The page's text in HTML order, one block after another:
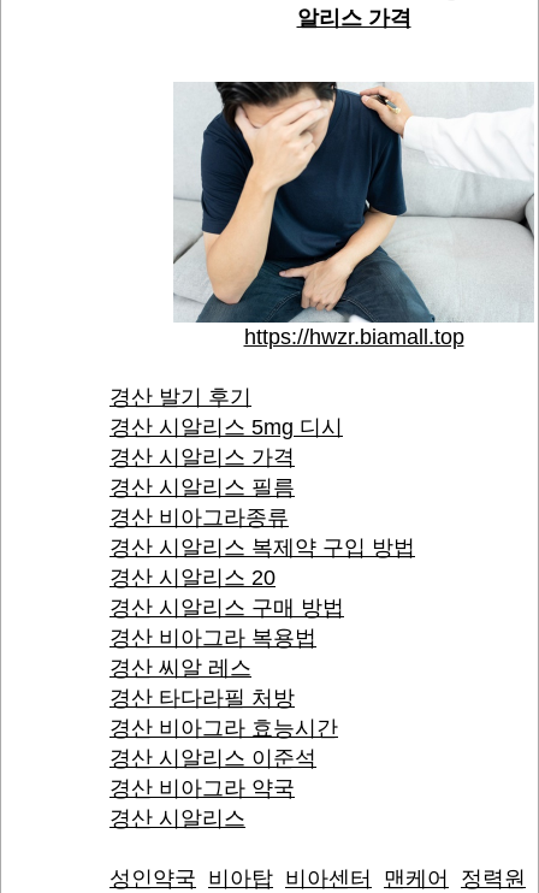
알리스 가격
https://hwzr.biamall.top
경산 발기 후기
경산 시알리스 5mg 디시
경산 시알리스 가격
경산 시알리스 필름
경산 비아그라종류
경산 시알리스 복제약 구입 방법
경산 시알리스 20
경산 시알리스 구매 방법
경산 비아그라 복용법
경산 씨알 레스
경산 타다라필 처방
경산 비아그라 효능시간
경산 시알리스 이준석
경산 비아그라 약국
경산 시알리스
성인약국 비아탑 비아센터 맨케어 정력원